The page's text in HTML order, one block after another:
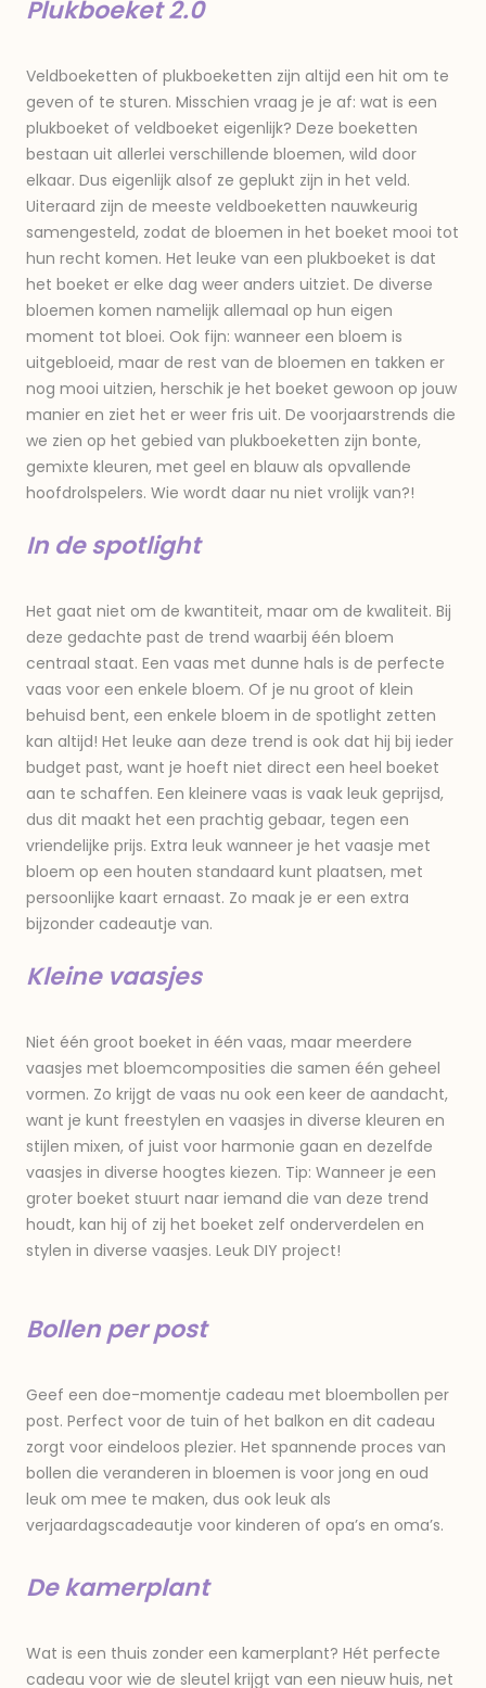
Plukboeket 2.0
Veldboeketten of plukboeketten zijn altijd een hit om te
geven of te sturen. Misschien vraag je je af: wat is een
plukboeket of veldboeket eigenlijk? Deze boeketten
bestaan uit allerlei verschillende bloemen, wild door
elkaar. Dus eigenlijk alsof ze geplukt zijn in het veld.
Uiteraard zijn de meeste veldboeketten nauwkeurig
samengesteld, zodat de bloemen in het boeket mooi tot
hun recht komen. Het leuke van een plukboeket is dat
het boeket er elke dag weer anders uitziet. De diverse
bloemen komen namelijk allemaal op hun eigen
moment tot bloei. Ook fijn: wanneer een bloem is
uitgebloeid, maar de rest van de bloemen en takken er
nog mooi uitzien, herschik je het boeket gewoon op jouw
manier en ziet het er weer fris uit. De voorjaarstrends die
we zien op het gebied van plukboeketten zijn bonte,
gemixte kleuren, met geel en blauw als opvallende
hoofdrolspelers. Wie wordt daar nu niet vrolijk van?!
In de spotlight
Het gaat niet om de kwantiteit, maar om de kwaliteit. Bij
deze gedachte past de trend waarbij één bloem
centraal staat. Een vaas met dunne hals is de perfecte
vaas voor een enkele bloem. Of je nu groot of klein
behuisd bent, een enkele bloem in de spotlight zetten
kan altijd! Het leuke aan deze trend is ook dat hij bij ieder
budget past, want je hoeft niet direct een heel boeket
aan te schaffen. Een kleinere vaas is vaak leuk geprijsd,
dus dit maakt het een prachtig gebaar, tegen een
vriendelijke prijs. Extra leuk wanneer je het vaasje met
bloem op een houten standaard kunt plaatsen, met
persoonlijke kaart ernaast. Zo maak je er een extra
bijzonder cadeautje van.
Kleine vaasjes
Niet één groot boeket in één vaas, maar meerdere
vaasjes met bloemcomposities die samen één geheel
vormen. Zo krijgt de vaas nu ook een keer de aandacht,
want je kunt freestylen en vaasjes in diverse kleuren en
stijlen mixen, of juist voor harmonie gaan en dezelfde
vaasjes in diverse hoogtes kiezen. Tip: Wanneer je een
groter boeket stuurt naar iemand die van deze trend
houdt, kan hij of zij het boeket zelf onderverdelen en
stylen in diverse vaasjes. Leuk DIY project!
Bollen per post
Geef een doe-momentje cadeau met bloembollen per
post. Perfect voor de tuin of het balkon en dit cadeau
zorgt voor eindeloos plezier. Het spannende proces van
bollen die veranderen in bloemen is voor jong en oud
leuk om mee te maken, dus ook leuk als
verjaardagscadeautje voor kinderen of opa’s en oma’s.
De kamerplant
Wat is een thuis zonder een kamerplant? Hét perfecte
cadeau voor wie de sleutel krijgt van een nieuw huis, net